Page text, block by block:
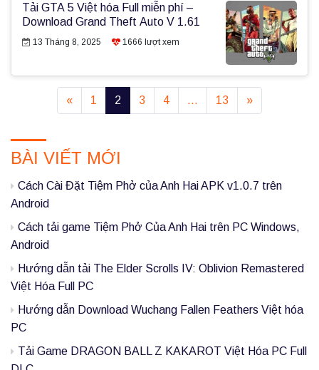
Tải GTA 5 Việt hóa Full miễn phí –
Download Grand Theft Auto V 1.61
13 Tháng 8, 2025 1666 lượt xem
« 1 2 3 4 … 13 »
P
r
i
m
a
r
y
S
i
d
BÀI VIẾT MỚI
Cách Cài Đặt Tiệm Phở của Anh Hai APK v1.0.7 trên
Android
Cách tải game Tiệm Phở Của Anh Hai trên PC Windows,
Android
Hướng dẫn tải The Elder Scrolls IV: Oblivion Remastered
Việt Hóa Full PC
Hướng dẫn Download Wuchang Fallen Feathers Việt hóa
PC
Tải Game DRAGON BALL Z KAKAROT Việt Hóa PC Full